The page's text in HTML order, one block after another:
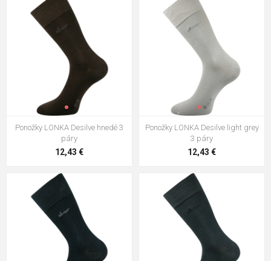
Ponožky LONKA Desilve hnedé 3
páry
12,43 €
Ponožky LONKA Desilve light grey
3 páry
12,43 €